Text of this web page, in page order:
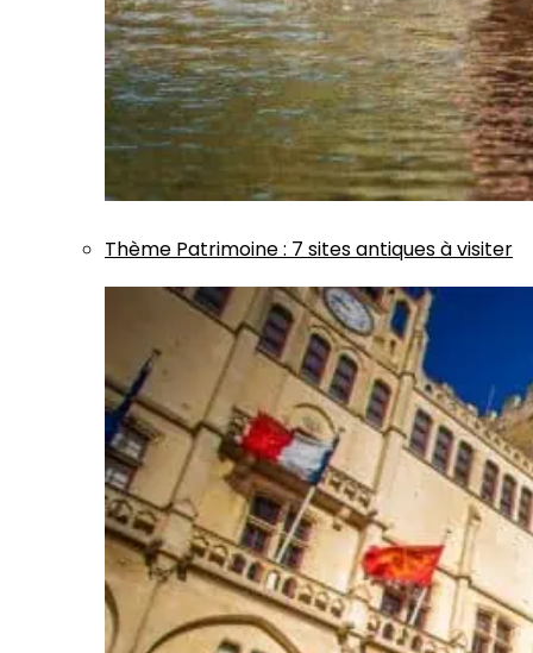
Thème Patrimoine: 7 sites antiques à visiter